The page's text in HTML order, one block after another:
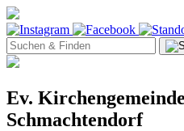
Ev.
Schmachtendorf